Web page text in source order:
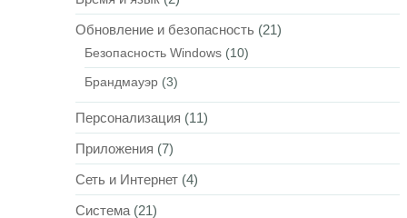
Обновление и безопасность (21)
Безопасность Windows (10)
Брандмауэр (3)
Персонализация (11)
Приложения (7)
Сеть и Интернет (4)
Система (21)